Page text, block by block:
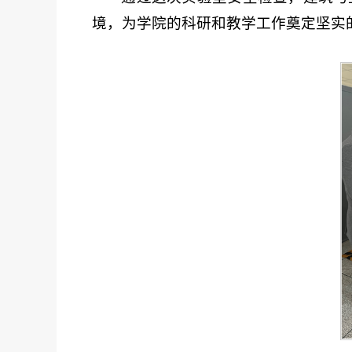
境，为学院的科研和教学工作奠定坚实